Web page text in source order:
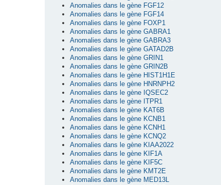
Anomalies dans le gène FGF12
Anomalies dans le gène FGF14
Anomalies dans le gène FOXP1
Anomalies dans le gène GABRA1
Anomalies dans le gène GABRA3
Anomalies dans le gène GATAD2B
Anomalies dans le gène GRIN1
Anomalies dans le gène GRIN2B
Anomalies dans le gène HIST1H1E
Anomalies dans le gène HNRNPH2
Anomalies dans le gène IQSEC2
Anomalies dans le gène ITPR1
Anomalies dans le gène KAT6B
Anomalies dans le gène KCNB1
Anomalies dans le gène KCNH1
Anomalies dans le gène KCNQ2
Anomalies dans le gène KIAA2022
Anomalies dans le gène KIF1A
Anomalies dans le gène KIF5C
Anomalies dans le gène KMT2E
Anomalies dans le gène MED13L